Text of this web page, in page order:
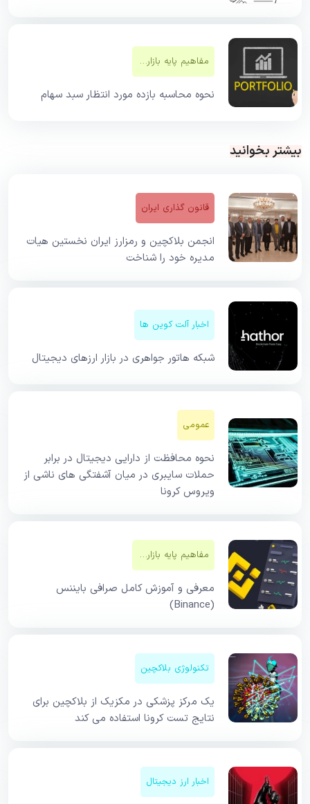
مفاهیم پایه بازار‌های مالی
نحوه محاسبه بازده مورد انتظار سبد سهام
بیشتر بخوانید
قانون گذاری ایران
انجمن بلاکچین و رمزارز ایران نخستین هیات
مدیره خود را شناخت
اخبار آلت کوین ها
شبکه هاتور جواهری در بازار ارزهای دیجیتال
عمومی
نحوه محافظت از دارایی دیجیتال در برابر
حملات سایبری در میان آشفتگی های ناشی از
ویروس کرونا
مفاهیم پایه بازار‌های مالی
معرفی و آموزش کامل صرافی بایننس
(Binance)
تکنولوژی بلاکچین
یک مرکز پزشکی در مکزیک از بلاکچین برای
نتایج تست کرونا استفاده می کند
اخبار ارز دیجیتال